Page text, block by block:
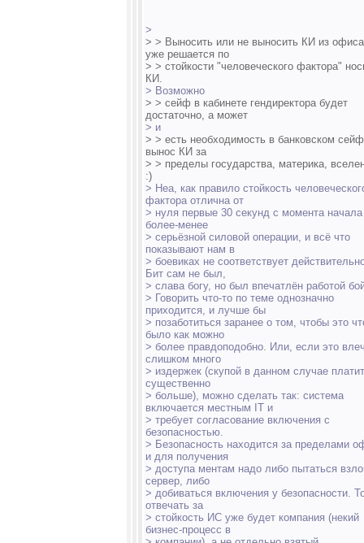
>
> > Выносить или не выносить КИ из
уже решается по
> > стойкости "человеческого фактора"
КИ.
> Возможно
> > сейф в кабинете гендиректора будет
достаточно, а может
> и
> > есть необходимость в банковском
вынос КИ за
> > пределы государства, материка,
:)
> Неа, как правило стойкость
фактора отлична от
> нуля первые 30 секунд с момента начала
более-менее
> серьёзной силовой операции, и всё что
показывают нам в
> боевиках не соответствует
Бит сам не был,
> слава богу, но был впечатлён работой
> Говорить что-то по теме однозначно
приходится, и лучше бы
> позаботиться заранее о том, чтобы это
было как можно
> более правдоподобно. Или, если это
слишком много
> издержек (скупой в данном случае платит
существенно
> больше), можно сделать так: система
включается местным IT и
> требует согласование включения с
безопасностью.
> Безопасность находится за пределами
и для получения
> доступа ментам надо либо пытаться
сервер, либо
> добиваться включения у безопасности.
отвечать за
> стойкость ИС уже будет компания (некий
бизнес-процесс в